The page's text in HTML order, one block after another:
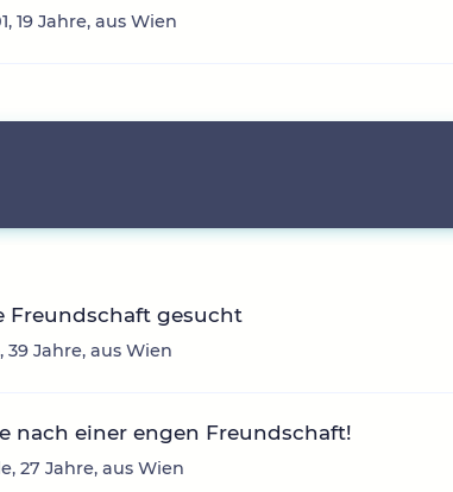
19 Jahre, aus Wien
Freundschaft gesucht
39 Jahre, aus Wien
nach einer engen Freundschaft!
27 Jahre, aus Wien